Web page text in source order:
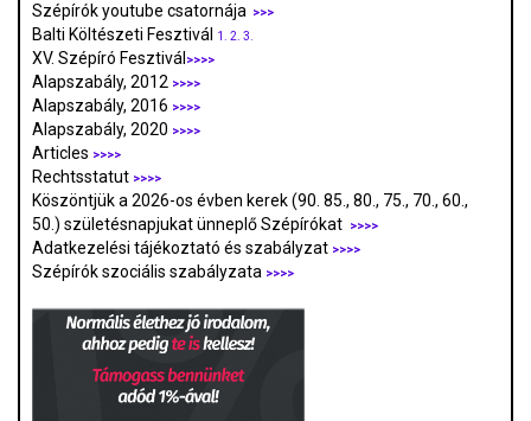
Szépírók youtube csatornája >>>
Balti Költészeti Fesztivál 1. 2. 3.
XV. Szépíró Fesztivál >>>>
Alapszabály, 2012 >>>>
Alapszabály, 2016 >>>>
Alapszabály, 2020 >>>>
Articles >>>>
Rechtsstatut >>>>
Köszöntjük a 2026-os évben kerek (90. 85., 80., 75., 70., 60.,
50.) születésnapjukat ünneplő Szépírókat
>>>>
Adatkezelési tájékoztató és szabályzat >>>>
Szépírók szociális szabályzata >>>>